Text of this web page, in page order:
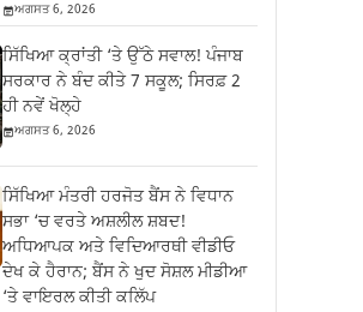
ਅਗਸਤ 6, 2026
ਸਿੱਖਿਆ ਕ੍ਰਾਂਤੀ ‘ਤੇ ਉੱਠੇ ਸਵਾਲ! ਪੰਜਾਬ
ਸਰਕਾਰ ਨੇ ਬੰਦ ਕੀਤੇ 7 ਸਕੂਲ; ਸਿਰਫ਼ 2
ਹੀ ਨਵੇਂ ਖੋਲ੍ਹੇ
ਅਗਸਤ 6, 2026
ਸਿੱਖਿਆ ਮੰਤਰੀ ਹਰਜੋਤ ਬੈਂਸ ਨੇ ਵਿਧਾਨ
ਸਭਾ ‘ਚ ਵਰਤੇ ਅਸ਼ਲੀਲ ਸ਼ਬਦ!
ਅਧਿਆਪਕ ਅਤੇ ਵਿਦਿਆਰਥੀ ਵੀਡੀਓ
ਦੇਖ ਕੇ ਹੈਰਾਨ; ਬੈਂਸ ਨੇ ਖੁਦ ਸੋਸ਼ਲ ਮੀਡੀਆ
‘ਤੇ ਵਾਇਰਲ ਕੀਤੀ ਕਲਿੱਪ